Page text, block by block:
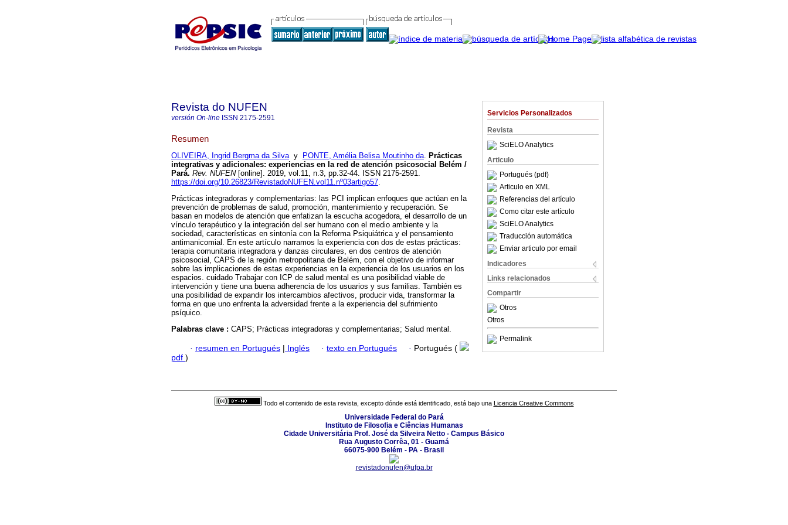
Servicios Personalizados
Revista
SciELO Analytics
Articulo
Portugués (pdf)
Articulo en XML
Referencias del artículo
Como citar este artículo
SciELO Analytics
Traducción automática
Enviar articulo por email
Indicadores
Links relacionados
Compartir
Otros
Otros
Permalink
Revista do NUFEN
versión On-line ISSN 2175-2591
Resumen
OLIVEIRA, Ingrid Bergma da Silvay PONTE, Amélia Belisa Moutinho da. Prácticas
integrativas y adicionales: experiencias en la red de atención psicosocial Belém /
Pará. Rev. NUFEN[online]. 2019, vol.11, n.3, pp.32-44. ISSN 2175-2591.
https://doi.org/10.26823/RevistadoNUFEN.vol11.nº03artigo57.
Prácticas integradoras y complementarias: las PCI implican enfoques que actúan en la
prevención de problemas de salud, promoción, mantenimiento y recuperación. Se
basan en modelos de atención que enfatizan la escucha acogedora, el desarrollo de un
vínculo terapéutico y la integración del ser humano con el medio ambiente y la
sociedad, características en sintonía con la Reforma Psiquiátrica y el pensamiento
antimanicomial. En este artículo narramos la experiencia con dos de estas prácticas:
terapia comunitaria integradora y danzas circulares, en dos centros de atención
psicosocial, CAPS de la región metropolitana de Belém, con el objetivo de informar
sobre las implicaciones de estas experiencias en la experiencia de los usuarios en los
espacios. cuidado Trabajar con ICP de salud mental es una posibilidad viable de
intervención y tiene una buena adherencia de los usuarios y sus familias. También es
una posibilidad de expandir los intercambios afectivos, producir vida, transformar la
forma en que uno enfrenta la adversidad frente a la experiencia del sufrimiento
psíquico.
Palabras clave : CAPS; Prácticas integradoras y complementarias; Salud mental.
· resumen en Portugués | Inglés · texto en Portugués · Portugués (
pdf )
Todo el contenido de esta revista, excepto dónde está identificado, está bajo una Licencia Creative Commons
Universidade Federal do Pará
Instituto de Filosofia e Ciências Humanas
Cidade Universitária Prof. José da Silveira Netto - Campus Básico
Rua Augusto Corrêa, 01 - Guamá
66075-900 Belém - PA - Brasil
revistadonufen@ufpa.br